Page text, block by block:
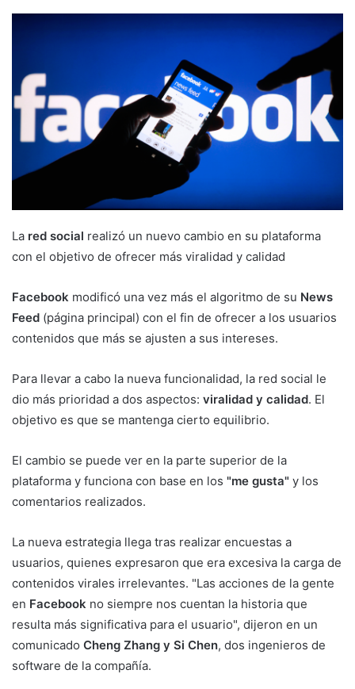
La red social realizó un nuevo cambio en su plataforma
con el objetivo de ofrecer más viralidad y calidad
Facebook modificó una vez más el algoritmo de su News
Feed (página principal) con el fin de ofrecer a los usuarios
contenidos que más se ajusten a sus intereses.
Para llevar a cabo la nueva funcionalidad, la red social le
dio más prioridad a dos aspectos: viralidad y calidad. El
objetivo es que se mantenga cierto equilibrio.
El cambio se puede ver en la parte superior de la
plataforma y funciona con base en los "me gusta" y los
comentarios realizados.
La nueva estrategia llega tras realizar encuestas a
usuarios, quienes expresaron que era excesiva la carga de
contenidos virales irrelevantes. "Las acciones de la gente
en Facebook no siempre nos cuentan la historia que
resulta más significativa para el usuario", dijeron en un
comunicado Cheng Zhang y Si Chen, dos ingenieros de
software de la compañía.